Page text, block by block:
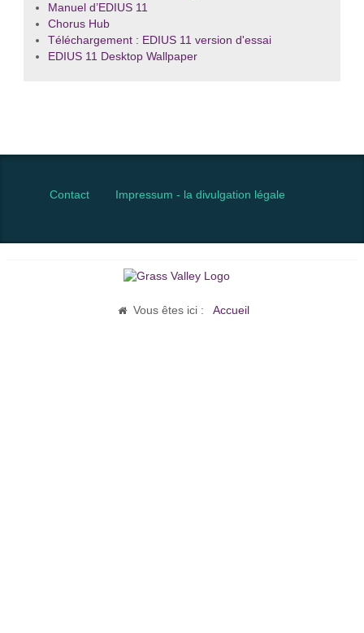
Manuel d’EDIUS 11
Chorus Hub
Téléchargement : EDIUS 11 version d'essai
EDIUS 11 Desktop Wallpaper
Contact Impressum - la divulgation légale
Vous êtes ici :Accueil